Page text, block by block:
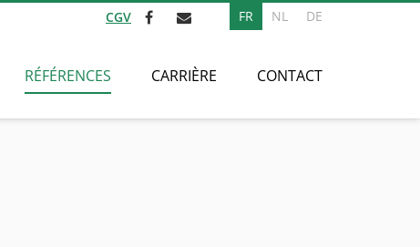
CGV FR NL DE
RÉFÉRENCES CARRIÈRE CONTACT